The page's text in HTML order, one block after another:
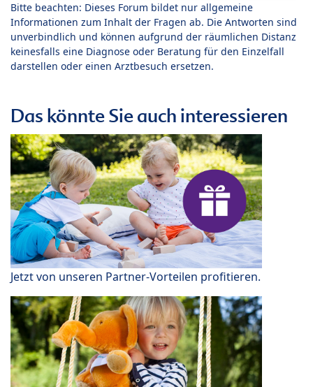
Bitte beachten: Dieses Forum bildet nur allgemeine
Informationen zum Inhalt der Fragen ab. Die Antworten sind
unverbindlich und können aufgrund der räumlichen Distanz
keinesfalls eine Diagnose oder Beratung für den Einzelfall
darstellen oder einen Arztbesuch ersetzen.
Das könnte Sie auch interessieren
Jetzt von unseren Partner-Vorteilen profitieren.